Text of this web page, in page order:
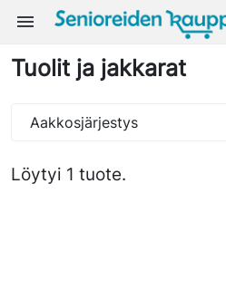
menu
Tuolit ja jakkarat
Löytyi 1 tuote.
Aakkosjärjestys